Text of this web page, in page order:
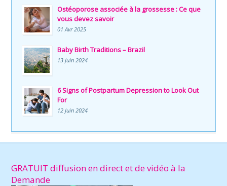
Ostéoporose associée à la grossesse : Ce que
vous devez savoir
01 Avr 2025
Baby Birth Traditions – Brazil
13 Juin 2024
6 Signs of Postpartum Depression to Look Out
For
12 Juin 2024
GRATUIT diffusion en direct et de vidéo à la
Demande